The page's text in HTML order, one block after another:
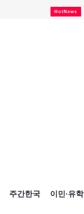
HotNews
주간한국 이민·유학